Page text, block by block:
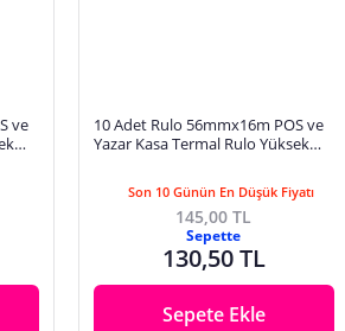
ve
10 Adet Rulo 56mmx16m POS ve
Yazar Kasa Termal Rulo Yüksek
Son 10 Günün En Düşük Fiyatı
145,00 TL
Sepette
130,50 TL
Sepete Ekle